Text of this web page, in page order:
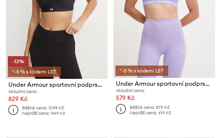
-12%
*-5 % s kódem: LST
Under Armour sportovní podprsenka Infinity
Aktuální cena:
829 Kč
Běžná cena:1099 Kč
Nejnižší cena:949 Kč
*-5 % s kódem: LST
Under Armour sportovní podprsenka UA Crossback
Aktuální cena:
579 Kč
Běžná cena:879 Kč
Nejnižší cena:619 Kč